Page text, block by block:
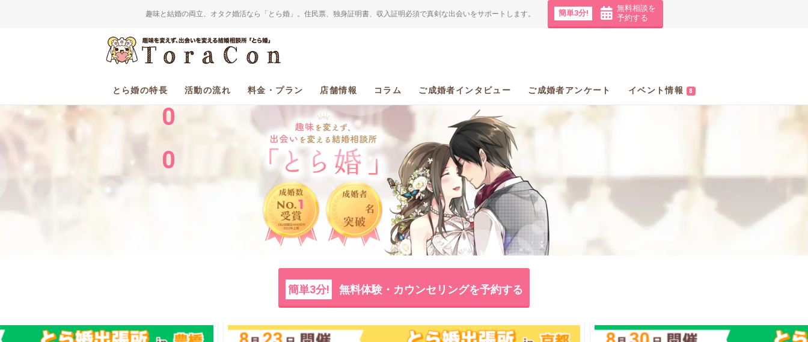
趣味と結婚の両立、オタク婚活なら「とら婚」。住民票、独身証明書、収入証明必須で真剣な出会いをサポートします。 簡単3分!
無料相談を
予約する
とら婚の特長 活動の流れ 料金・プラン 店舗情報 コラム ご成婚者インタビュー ご成婚者アンケート イベント情報 8
2
0
0
0
簡単3分! 無料体験・カウンセリングを予約する